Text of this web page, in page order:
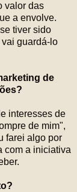
valor das
a envolve.
tiver sido
guardá-lo
de
interesses de
de mim",
farei algo por
com a iniciativa